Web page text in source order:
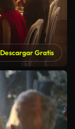
Descargar Gratis